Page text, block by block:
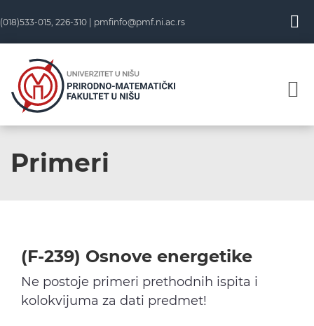
to
content
(018)533-015, 226-310 | pmfinfo@pmf.ni.ac.rs
Primeri
(F-239) Osnove energetike
Ne postoje primeri prethodnih ispita i
kolokvijuma za dati predmet!